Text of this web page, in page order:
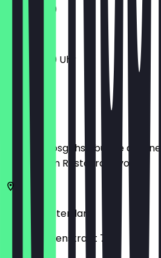
11:30 - 21:00
11:30 - 21:00 Uhr
Bevor du losgehst, buche dir
zeige ihn im Restaurant vor.
3011 AT
Rotterdam
Westewagenstraat 70